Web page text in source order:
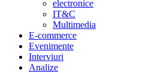
electronice
IT&C
Multimedia
E-commerce
Evenimente
Interviuri
Analize